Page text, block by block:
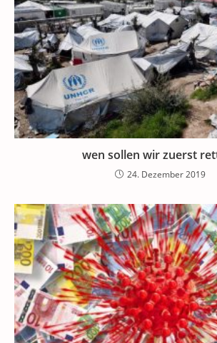
wen sollen wir zuerst
24. Dezember 2019